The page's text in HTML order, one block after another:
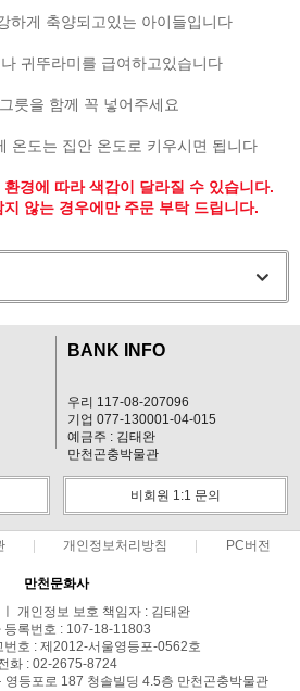
하게 축양되고있는 아이들입니다
귀뚜라미를 급여하고있습니다
릇을 함께 꼭 넣어주세요
온도는 집안 온도로 키우시면 됩니다
경에 따라 색감이 달라질 수 있습니다.
않는 경우에만 주문 부탁 드립니다.
BANK INFO
우리 117-08-207096
기업 077-130001-04-015
예금주 : 김태완
만천곤충박물관
비회원 1:1 문의
개인정보처리방침 PC버전
만천문화사
개인정보 보호 책임자 : 김태완
등록번호 : 107-18-11803
번호 : 제2012-서울영등포-0562호
화 : 02-2675-8724
영등포로 187 청솔빌딩 4.5층 만천곤충박물관